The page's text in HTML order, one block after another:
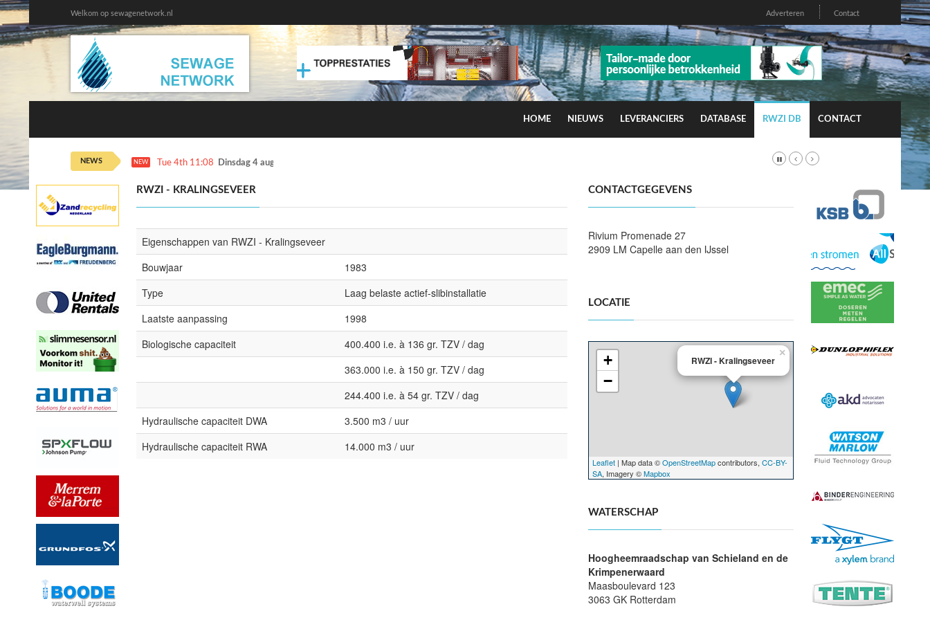
Welkom op sewagenetwork.nl Adverteren Contact
HOME NIEUWS LEVERANCIERS DATABASE RWZI DB CONTACT
NEWS NEW Tue 4th 11:08 Dinsdag 4 augustus kans op smog door ozon
RWZI - KRALINGSEVEER
Eigenschappen van RWZI - Kralingseveer
Bouwjaar
1983
Type
Laag belaste actief-slibinstallatie
Laatste aanpassing
1998
Biologische capaciteit
400.400 i.e. à 136 gr. TZV / dag
363.000 i.e. à 150 gr. TZV / dag
244.400 i.e. à 54 gr. TZV / dag
Hydraulische capaciteit DWA
3.500 m3 / uur
Hydraulische capaciteit RWA
14.000 m3 / uur
CONTACTGEGEVENS
Rivium Promenade 27
2909 LM Capelle aan den IJssel
LOCATIE
RWZI - Kralingseveer
×
+
−
Leaflet | Map data ©OpenStreetMapcontributors,CC-BY-
SA, Imagery ©Mapbox
WATERSCHAP
Hoogheemraadschap van Schieland en de
Krimpenerwaard
Maasboulevard 123
3063 GK Rotterdam